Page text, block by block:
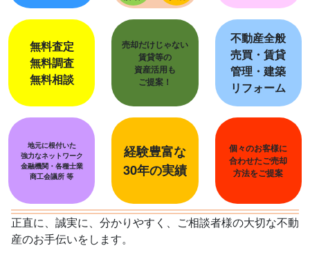
【名古屋市瑞穂区 関取町 貸工場 】
を掲載！！
【津島市 新開町一丁目（津島駅）事業用地】を掲
載！！
【愛西市 大井町石池（永和駅）事業用地】を掲
載！！
【津島市 大字津島字北新開（津島駅）事業用地】を
掲載！！
【愛西市 南河田町高台（藤浪駅）事業用地】
載！！
【津島市 下切町字髙橋（勝幡駅）事業用地】を掲
載！！
無料査定
無料調査
無料相談
売却だけじゃない
賃貸等の
資産活用も
ご提案！
不動産全般
売買・賃貸
管理・建築
リフォーム
地元に根付いた
強力なネットワーク
金融機関・各種士業
商工会議所 等
経験豊富な
30年の実績
個々のお客様に
合わせたご売却
方法をご提案
正直に、誠実に、分かりやすく、ご相談者様の大切な不動
産のお手伝いをします。